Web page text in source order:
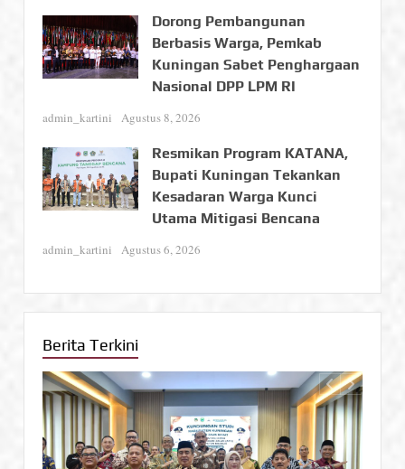
Dorong Pembangunan
Berbasis Warga, Pemkab
Kuningan Sabet Penghargaan
Nasional DPP LPM RI
admin_kartini Agustus 8, 2026
Resmikan Program KATANA,
Bupati Kuningan Tekankan
Kesadaran Warga Kunci
Utama Mitigasi Bencana
admin_kartini Agustus 6, 2026
Berita Terkini